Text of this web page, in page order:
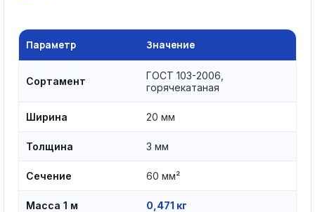
Параметр Значение
Сортамент
ГОСТ 103-2006,
горячекатаная
Ширина 20 мм
Толщина 3 мм
Сечение 60 мм²
Масса 1 м 0,471 кг